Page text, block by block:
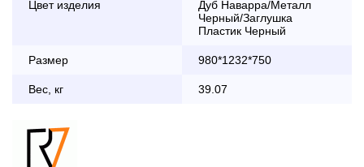
Цвет изделия
Дуб Наварра/Металл
Черный/Заглушка
Пластик Черный
Размер 980*1232*750
Вес, кг 39.07
дни с 8:30 до 18:00
2 000 руб.
Доставка по Московской области с 8:30 до 18:00
До 90 000 руб.